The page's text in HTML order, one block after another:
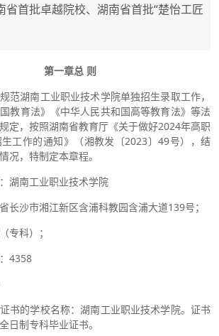
省首批卓越院校、湖南省首批“楚怡工匠
第一章总 则
范湖南工业职业技术学院单独招生录取工作，
教育法》《中华人民共和国高等教育法》等法
定，按照湖南省教育厅《关于做好2024年高职
生工作的通知》（湘教发〔2023〕49号），结
况，特制定本章程。
湖南工业职业技术学院
长沙市湘江新区含浦科教园含浦大道139号；
专科）；
4358
书的学校名称：湖南工业职业技术学院。证书
日制专科毕业证书。